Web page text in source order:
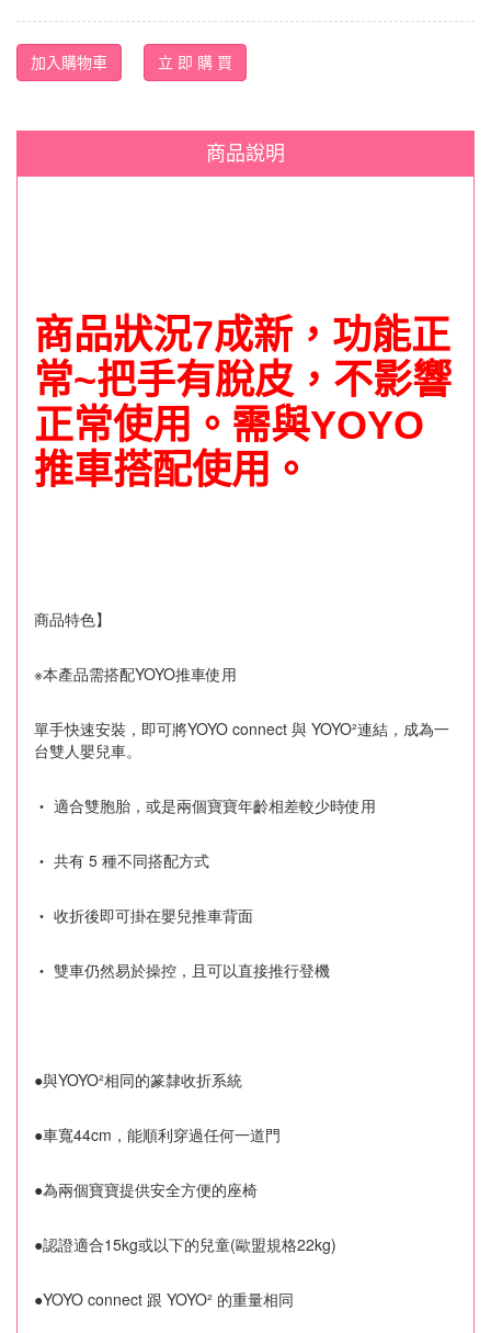
商品說明
商品狀況7成新 ，功能正
常~把手有脫皮，不影響
正常使用。需與YOYO
推車搭配使用。
商品特色】
※本產品需搭配YOYO推車使用
單手快速安裝，即可將YOYO connect 與 YOYO²連結，成為一
台雙人嬰兒車。
‧ 適合雙胞胎，或是兩個寶寶年齡相差較少時使用
‧ 共有 5 種不同搭配方式
‧ 收折後即可掛在嬰兒推車背面
‧ 雙車仍然易於操控，且可以直接推行登機
●與YOYO²相同的篆隸收折系統
●車寬44cm，能順利穿過任何一道門
●為兩個寶寶提供安全方便的座椅
●認證適合15kg或以下的兒童(歐盟規格22kg)
●YOYO connect 跟 YOYO² 的重量相同